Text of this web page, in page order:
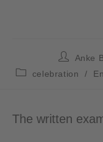
Anke
celebration
/
The written